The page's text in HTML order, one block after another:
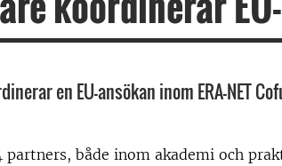
en EU-ansökan inom ERA-NET
partners, både inom akademi och